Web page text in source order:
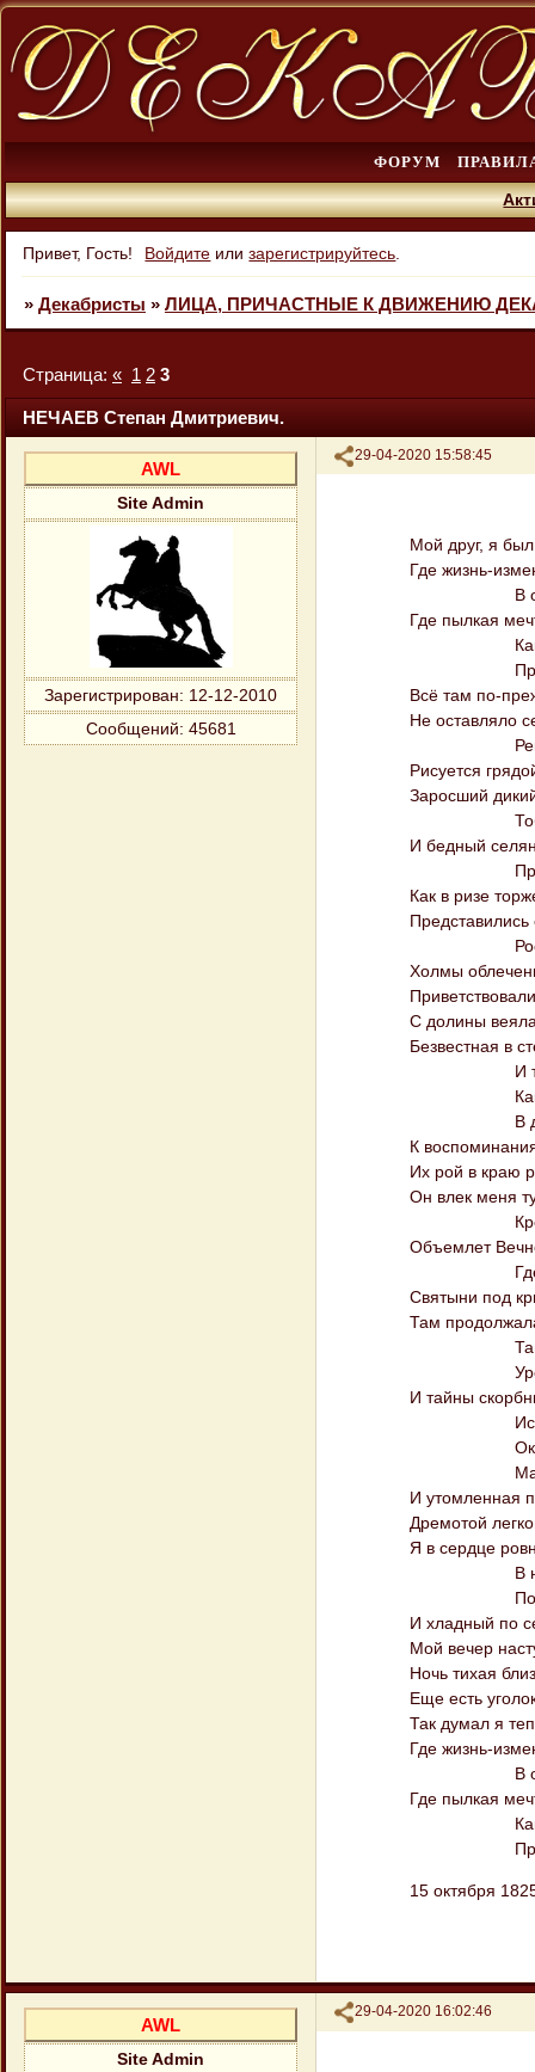
ФОРУМ
Привет, Гость! Войдите илизарегистрируйтесь
» Декабристы » ЛИЦА, ПРИЧАСТНЫЕ К ДВИЖЕНИЮ
НЕЧАЕВ Степан Дмитриевич.
Страница: « 1 2 3
Поделиться
29-04-2020 15:58:45
AWL
Site Admin
Зарегистрирован: 12-12-2010
Сообщений: 45681
Мой друг, я был
Где жизнь-
В
Где пылкая мечта
Как
Прелестной
Всё там по-
Не оставляло сень
Река,
Рисуется грядой
Заросший дикий
Тобой
И бедный селянин
При милом
Как в ризе
Представились
Роскошной
Холмы облечены в
Приветствовали
С долины веяла
Безвестная в
И туск
Как сумрак
В душе
К воспоминаниям
Их рой в краю
Он влек меня туда,
Крестов
Объемлет Вечного
Где нам
Святыни под
Там продолжалася
Там ждал от
Урока ждал
И тайны скорбные
Искал
Окрест
И утомленная
Дремотой легкою,
Я в сердце ровное
В нем
Пожали
И хладный по себе
Мой вечер
Ночь тихая близка,
Еще есть уголок
Так думал я теперь
Где жизнь-
В
Где пылкая мечта
Как
Прелестной
15 октября
Поделиться
29-04-2020 16:02:46
AWL
Site Admin